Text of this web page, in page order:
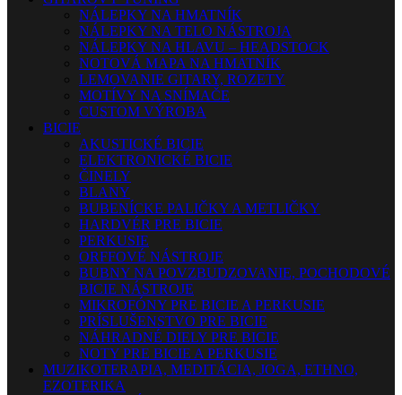
NÁLEPKY NA HMATNÍK
NÁLEPKY NA TELO NÁSTROJA
NÁLEPKY NA HLAVU – HEADSTOCK
NOTOVÁ MAPA NA HMATNÍK
LEMOVANIE GITARY, ROZETY
MOTÍVY NA SNÍMAČE
CUSTOM VÝROBA
BICIE
AKUSTICKÉ BICIE
ELEKTRONICKÉ BICIE
ČINELY
BLANY
BUBENÍCKE PALIČKY A METLIČKY
HARDVÉR PRE BICIE
PERKUSIE
ORFFOVÉ NÁSTROJE
BUBNY NA POVZBUDZOVANIE, POCHODOVÉ
BICIE NÁSTROJE
MIKROFÓNY PRE BICIE A PERKUSIE
PRÍSLUŠENSTVO PRE BICIE
NÁHRADNÉ DIELY PRE BICIE
NOTY PRE BICIE A PERKUSIE
MUZIKOTERAPIA, MEDITÁCIA, JOGA, ETHNO,
EZOTERIKA